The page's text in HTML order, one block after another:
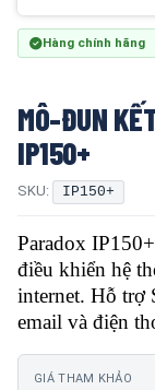
Hàng chính hãng
MÔ-ĐUN
IP150+
SKU: IP150+
Paradox
điều khiển hệ
internet. Hỗ trợ
email và điện
GIÁ THAM KHẢO